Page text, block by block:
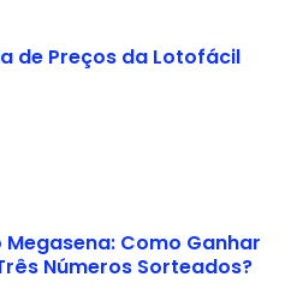
de Preços da Lotofácil
Megasena: Como Ganhar
Números Sorteados?